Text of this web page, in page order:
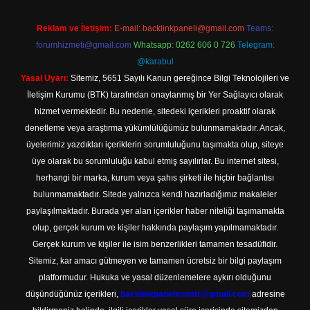
Reklam ve İletişim: E-mail: backlinkpaneli@gmail.com Teams:
forumhizmeti@gmail.com Whatsapp: 0262 606 0 726 Telegram:
@karabul
Yasal Uyarı: Sitemiz, 5651 Sayılı Kanun gereğince Bilgi Teknolojileri ve
İletişim Kurumu (BTK) tarafından onaylanmış bir Yer Sağlayıcı olarak
hizmet vermektedir. Bu nedenle, sitedeki içerikleri proaktif olarak
denetleme veya araştırma yükümlülüğümüz bulunmamaktadır. Ancak,
üyelerimiz yazdıkları içeriklerin sorumluluğunu taşımakta olup, siteye
üye olarak bu sorumluluğu kabul etmiş sayılırlar. Bu internet sitesi,
herhangi bir marka, kurum veya şahıs şirketi ile hiçbir bağlantısı
bulunmamaktadır. Sitede yalnızca kendi hazırladığımız makaleler
paylaşılmaktadır. Burada yer alan içerikler haber niteliği taşımamakta
olup, gerçek kurum ve kişiler hakkında paylaşım yapılmamaktadır.
Gerçek kurum ve kişiler ile isim benzerlikleri tamamen tesadüfidir.
Sitemiz, kar amacı gütmeyen ve tamamen ücretsiz bir bilgi paylaşım
platformudur. Hukuka ve yasal düzenlemelere aykırı olduğunu
düşündüğünüz içerikleri, backlinkpanelicomtr@gmail.com adresine